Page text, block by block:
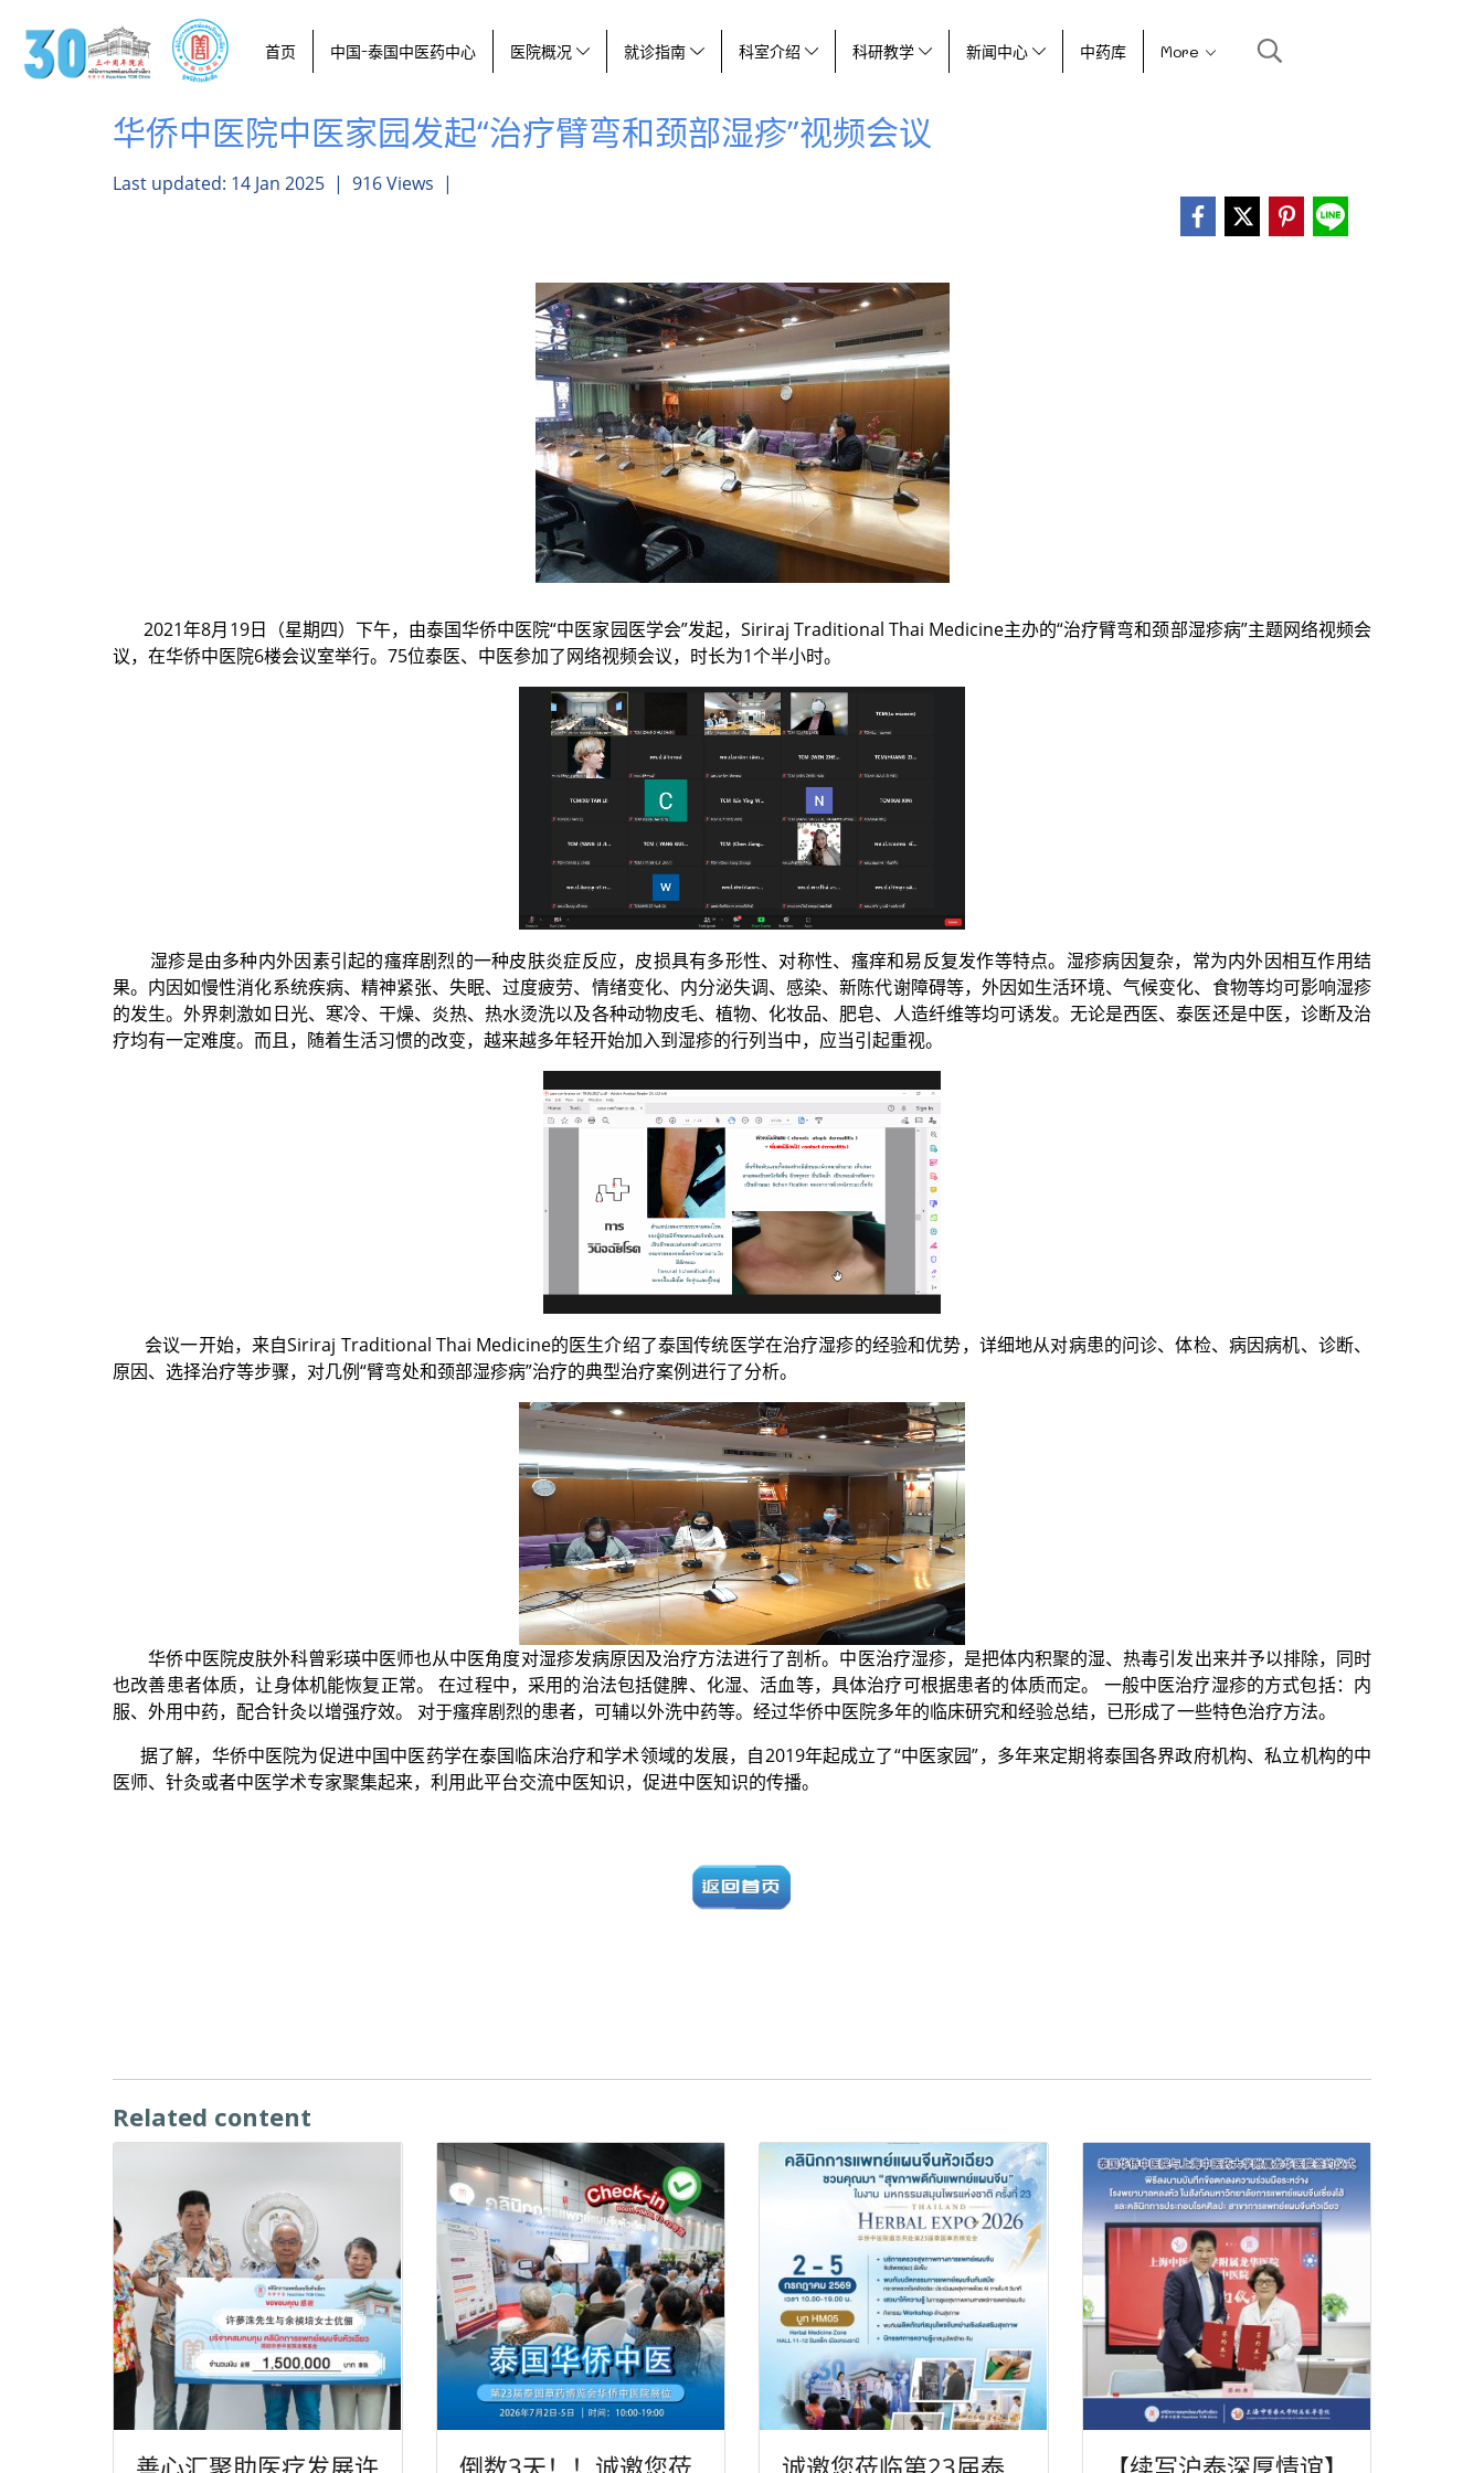
首页 中国-泰国中医药中心 医院概况 就诊指南 科室介绍 科研教学 新闻中心 中药库 More
华侨中医院中医家园发起“治疗臂弯和颈部湿疹”视频会议
Last updated: 14 Jan 2025 | 916 Views |
2021年8月19日（星期四）下午， 由泰国华侨中医院“中医家园医学会”发起，Siriraj Traditional Thai Medicine主办的“治疗臂弯和颈部湿疹病”主题网络视频会
议，在华侨中医院6楼会议室举行。 75位泰医、中医参加了网络视频会议， 时长为1个半小时。
湿疹是由多种内外因素引起的瘙痒剧烈的一种皮肤炎症反应， 皮损具有多形性、对称性、瘙痒和易反复发作等特点。 湿疹病因复杂，常为内外因相互作用结
果。内因如慢性消化系统疾病、精神紧张、失眠、过度疲劳、情绪变化、内分泌失调、感染、新陈代谢障碍等，外因如生活环境、气候变化、食物等均可影响湿疹
的发生。外界刺激如日光、寒冷、干燥、炎热、热水烫洗以及各种动物皮毛、植物、化妆品、肥皂、人造纤维等均可诱发。无论是西医、泰医还是中医，诊断及治
疗均有一定难度。而且，随着生活习惯的改变，越来越多年轻开始加入到湿疹的行列当中，应当引起重视。
会议一开始，来自Siriraj Traditional Thai Medicine的医生介绍了泰国传统医学在治疗湿疹的经验和优势，详细地从对病患的问诊、体检、病因病机、诊断、
原因、选择治疗等步骤，对几例“臂弯处和颈部湿疹病”治疗的典型治疗案例进行了分析。
华侨中医院皮肤外科曾彩瑛中医师也从中医角度对湿疹发病原因及治疗方法进行了剖析。中医治疗湿疹，是把体内积聚的湿、热毒引发出来并予以排除，同时
也改善患者体质，让身体机能恢复正常。 在过程中，采用的治法包括健脾、化湿、活血等，具体治疗可根据患者的体质而定。 一般中医治疗湿疹的方式包括：内
服、外用中药，配合针灸以增强疗效。 对于瘙痒剧烈的患者，可辅以外洗中药等。 经过华侨中医院多年的临床研究和经验总结，已形成了一些特色治疗方法。
据了解， 华侨中医院为促进中国中医药学在泰国临床治疗和学术领域的发展，自2019年起成立了“中医家园”，多年来定期将泰国各界政府机构、私立机构的中
医师、针灸或者中医学术专家聚集起来，利用此平台交流中医知识，促进中医知识的传播。
Related content
善心汇聚助医疗发展许 倒数3天！！诚邀您莅 诚邀您莅临第23届泰 【续写沪泰深厚情谊】